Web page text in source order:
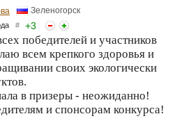
Зеленогорск
# +3
победителей и участников
всем крепкого здоровья и
своих экологически
в призеры - неожиданно!
и спонсорам конкурса!